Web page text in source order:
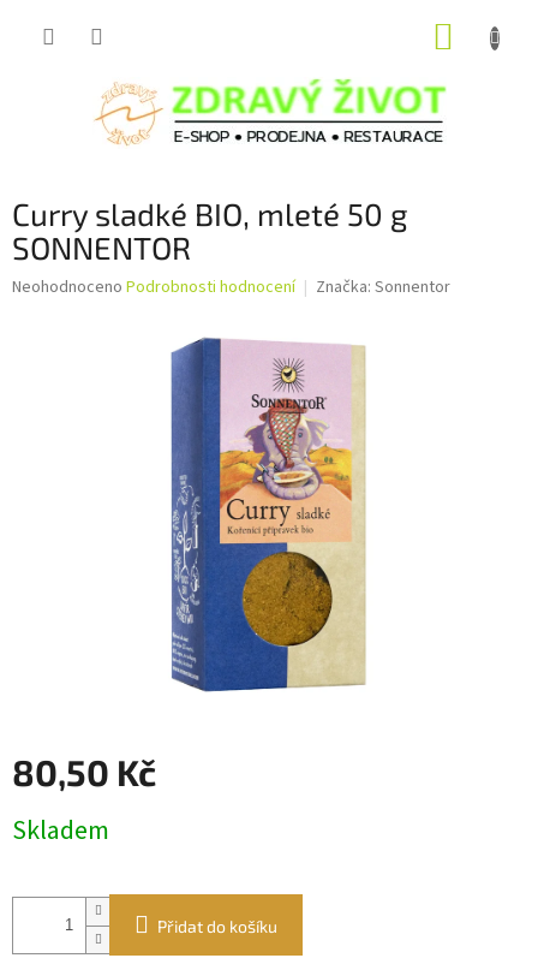
Curry sladké BIO, mleté 50 g
SONNENTOR
Průměrné
Neohodnoceno Podrobnosti hodnocení Značka: Sonnentor
80,50 Kč
cena:
Skladem
Přidat do košíku